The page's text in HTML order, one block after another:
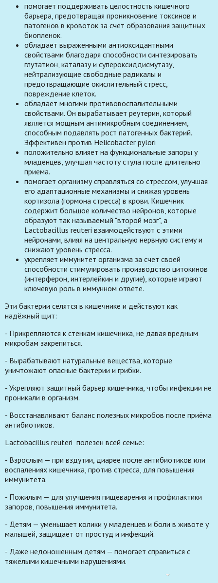
помогает поддерживать целостность кишечного
барьера, предотвращая проникновение токсинов и
патогенов в кровоток за счет образования защитных
биопленок.
обладает выраженными антиоксидантными
свойствами благодаря способности синтезировать
глутатион, каталазу и супероксиддисмутазу,
нейтрализующие свободные радикалы и
предотвращающие окислительный стресс,
повреждение клеток.
обладает многими противовоспалительными
свойствами. Он вырабатывает реутерин, который
является мощным антимикробным соединением,
способным подавлять рост патогенных бактерий.
Эффективен против Helicobacter pylori
положительно влияет на функциональные запоры у
младенцев, улучшая частоту стула после длительно
приема.
помогает организму справляться со стрессом, улучшая
его адаптационные механизмы и снижая уровень
кортизола (гормона стресса) в крови. Кишечник
содержит большое количество нейронов, которые
образуют так называемый "второй мозг", а
Lactobacillus reuteri взаимодействуют с этими
нейронами, влияя на центральную нервную систему и
снижают уровень стресса.
укрепляет иммунитет организма за счет своей
способности стимулировать производство цитокинов
(интерферон, интерлейкин и другие), которые играют
ключевую роль в иммунном ответе.
Эти бактерии селятся в кишечнике и действуют как
надёжный щит:
- Прикрепляются к стенкам кишечника, не давая вредным
микробам закрепиться.
- Вырабатывают натуральные вещества, которые
уничтожают опасные бактерии и грибки.
- Укрепляют защитный барьер кишечника, чтобы инфекции не
проникали в организм.
- Восстанавливают баланс полезных микробов после приёма
антибиотиков.
Lactobacillus reuteri полезен всей семье:
- Взрослым — при вздутии, диарее после антибиотиков или
воспалениях кишечника, против стресса, для повышения
иммунитета.
- Пожилым — для улучшения пищеварения и профилактики
запоров, повышения иммунитета.
- Детям — уменьшает колики у младенцев и боли в животе у
малышей, защищает от простуд и инфекций.
- Даже недоношенным детям — помогает справиться с
тяжёлыми кишечными нарушениями.